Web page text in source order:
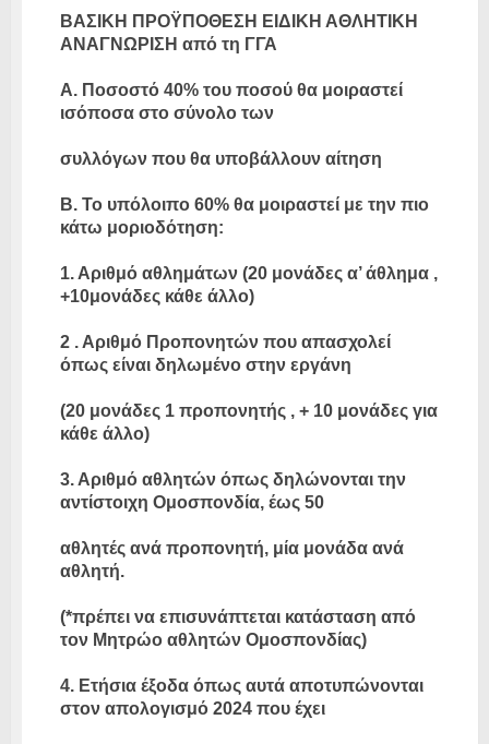
ΒΑΣΙΚΗ ΠΡΟΫΠΟΘΕΣΗ ΕΙΔΙΚΗ ΑΘΛΗΤΙΚΗ
ΑΝΑΓΝΩΡΙΣΗ από τη ΓΓΑ
Α. Ποσοστό 40% του ποσού θα μοιραστεί
ισόποσα στο σύνολο των
συλλόγων που θα υποβάλλουν αίτηση
Β. Το υπόλοιπο 60% θα μοιραστεί με την πιο
κάτω μοριοδότηση:
1. Αριθμό αθλημάτων (20 μονάδες α’ άθλημα ,
+10μονάδες κάθε άλλο)
2 . Αριθμό Προπονητών που απασχολεί
όπως είναι δηλωμένο στην εργάνη
(20 μονάδες 1 προπονητής , + 10 μονάδες για
κάθε άλλο)
3. Αριθμό αθλητών όπως δηλώνονται την
αντίστοιχη Ομοσπονδία, έως 50
αθλητές ανά προπονητή, μία μονάδα ανά
αθλητή.
(*πρέπει να επισυνάπτεται κατάσταση από
τον Μητρώο αθλητών Ομοσπονδίας)
4. Ετήσια έξοδα όπως αυτά αποτυπώνονται
στον απολογισμό 2024 που έχει